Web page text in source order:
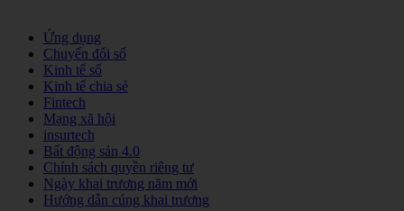
Ứng dụng
Chuyển đổi số
Kinh tế số
Kinh tế chia sẻ
Fintech
Mạng xã hội
insurtech
Bất động sản 4.0
Chính sách quyền riêng tư
Ngày khai trương năm mới
Hướng dẫn cúng khai trương